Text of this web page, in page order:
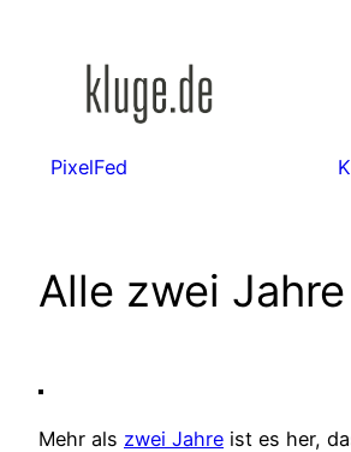
PixelFed
Alle zwei
Mehr als zwei Jahre ist es her,